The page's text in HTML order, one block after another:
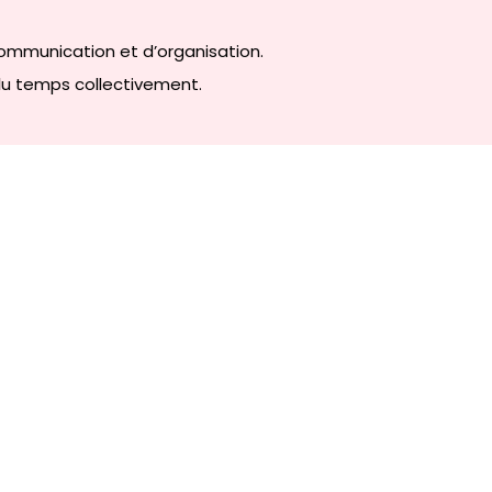
et d’organisation.
temps collectivement.